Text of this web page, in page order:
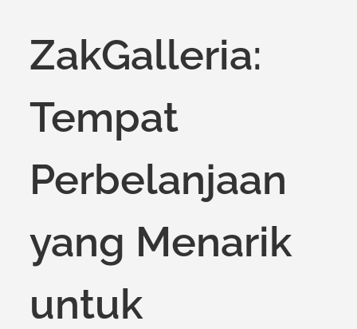
ZakGalleria:
Tempat
Perbelanjaan
yang Menarik
untuk